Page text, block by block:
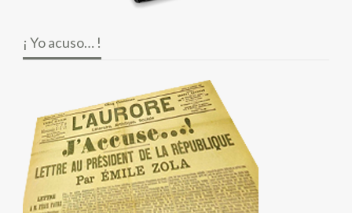
¡ Yo acuso… !